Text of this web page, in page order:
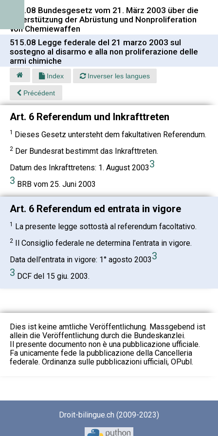
515.08 Bundesgesetz vom 21. März 2003 über die
Unterstützung der Abrüstung und Nonproliferation
von Chemiewaffen
515.08 Legge federale del 21 marzo 2003 sul
sostegno al disarmo e alla non proliferazione delle
armi chimiche
Index Inverser les langues
Précédent
Art. 6 Referendum und Inkrafttreten
1 Dieses Gesetz untersteht dem fakultativen Referendum.
2 Der Bundesrat bestimmt das Inkrafttreten.
Datum des Inkrafttretens: 1. August 20033
3 BRB vom 25. Juni 2003
Art. 6 Referendum ed entrata in vigore
1 La presente legge sottostà al referendum facoltativo.
2 Il Consiglio federale ne determina l’entrata in vigore.
Data dell’entrata in vigore: 1° agosto 20033
3 DCF del 15 giu. 2003.
Dies ist keine amtliche Veröffentlichung. Massgebend ist
allein die Veröffentlichung durch die Bundeskanzlei.
Il presente documento non è una pubblicazione ufficiale.
Fa unicamente fede la pubblicazione della Cancelleria
federale. Ordinanza sulle pubblicazioni ufficiali, OPubl.
Droit-bilingue.ch (2009-2023)